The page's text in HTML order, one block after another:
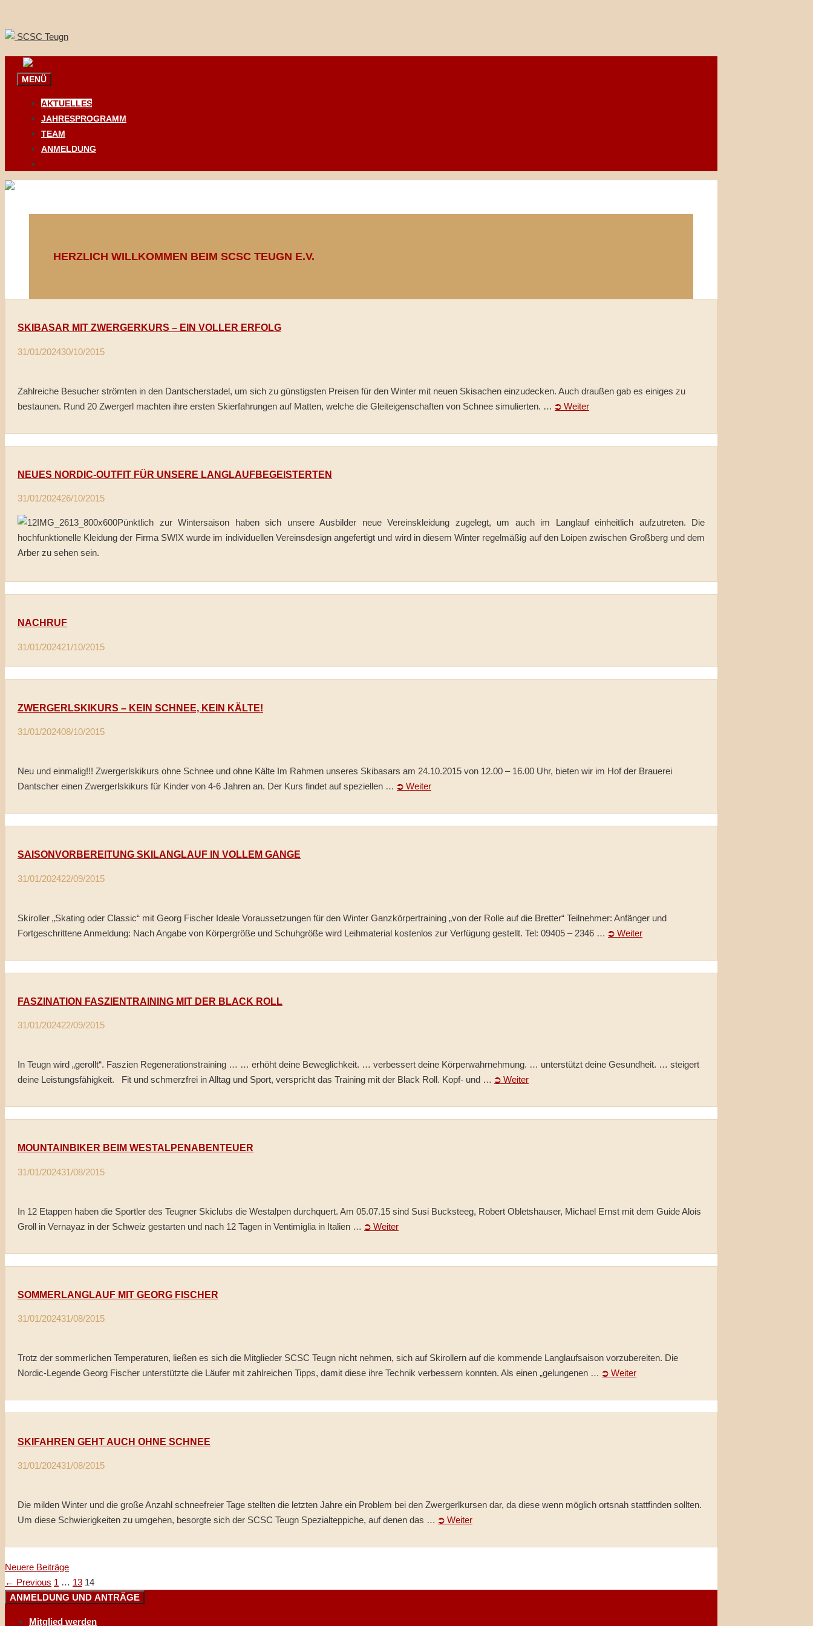
zum
Inhalt
MENÜ
AKTUELLES
JAHRESPROGRAMM
TEAM
ANMELDUNG
HERZLICH WILLKOMMEN BEIM SCSC TEUGN E.V.
SKIBASAR MIT ZWERGERKURS – EIN VOLLER ERFOLG
31/01/202430/10/2015
Zahlreiche Besucher strömten in den Dantscherstadel, um sich zu günstigsten Preisen für den Winter mit neuen Skisachen einzudecken. Auch draußen gab es einiges zu
bestaunen. Rund 20 Zwergerl machten ihre ersten Skierfahrungen auf Matten, welche die Gleiteigenschaften von Schnee simulierten. … ⮊ Weiter
NEUES NORDIC-OUTFIT FÜR UNSERE LANGLAUFBEGEISTERTEN
31/01/202426/10/2015
Pünktlich zur Wintersaison haben sich unsere Ausbilder neue Vereinskleidung zugelegt, um auch im Langlauf einheitlich aufzutreten. Die
hochfunktionelle Kleidung der Firma SWIX wurde im individuellen Vereinsdesign angefertigt und wird in diesem Winter regelmäßig auf den Loipen zwischen Großberg und dem
Arber zu sehen sein.
NACHRUF
31/01/202421/10/2015
ZWERGERLSKIKURS – KEIN SCHNEE, KEIN KÄLTE!
31/01/202408/10/2015
Neu und einmalig!!! Zwergerlskikurs ohne Schnee und ohne Kälte Im Rahmen unseres Skibasars am 24.10.2015 von 12.00 – 16.00 Uhr, bieten wir im Hof der Brauerei
Dantscher einen Zwergerlskikurs für Kinder von 4-6 Jahren an. Der Kurs findet auf speziellen … ⮊ Weiter
SAISONVORBEREITUNG SKILANGLAUF IN VOLLEM GANGE
31/01/202422/09/2015
Skiroller „Skating oder Classic“ mit Georg Fischer Ideale Voraussetzungen für den Winter Ganzkörpertraining „von der Rolle auf die Bretter“ Teilnehmer: Anfänger und
Fortgeschrittene Anmeldung: Nach Angabe von Körpergröße und Schuhgröße wird Leihmaterial kostenlos zur Verfügung gestellt. Tel: 09405 – 2346 … ⮊ Weiter
FASZINATION FASZIENTRAINING MIT DER BLACK ROLL
31/01/202422/09/2015
In Teugn wird „gerollt“. Faszien Regenerationstraining … … erhöht deine Beweglichkeit. … verbessert deine Körperwahrnehmung. … unterstützt deine Gesundheit. … steigert
deine Leistungsfähigkeit. Fit und schmerzfrei in Alltag und Sport, verspricht das Training mit der Black Roll. Kopf- und … ⮊ Weiter
MOUNTAINBIKER BEIM WESTALPENABENTEUER
31/01/202431/08/2015
In 12 Etappen haben die Sportler des Teugner Skiclubs die Westalpen durchquert. Am 05.07.15 sind Susi Bucksteeg, Robert Obletshauser, Michael Ernst mit dem Guide Alois
Groll in Vernayaz in der Schweiz gestarten und nach 12 Tagen in Ventimiglia in Italien … ⮊ Weiter
SOMMERLANGLAUF MIT GEORG FISCHER
31/01/202431/08/2015
Trotz der sommerlichen Temperaturen, ließen es sich die Mitglieder SCSC Teugn nicht nehmen, sich auf Skirollern auf die kommende Langlaufsaison vorzubereiten. Die
Nordic-Legende Georg Fischer unterstützte die Läufer mit zahlreichen Tipps, damit diese ihre Technik verbessern konnten. Als einen „gelungenen … ⮊ Weiter
SKIFAHREN GEHT AUCH OHNE SCHNEE
31/01/202431/08/2015
Die milden Winter und die große Anzahl schneefreier Tage stellten die letzten Jahre ein Problem bei den Zwergerlkursen dar, da diese wenn möglich ortsnah stattfinden sollten.
Um diese Schwierigkeiten zu umgehen, besorgte sich der SCSC Teugn Spezialteppiche, auf denen das … ⮊ Weiter
Neuere Beiträge
← Previous Page
1 … Page
13 Page
14
ANMELDUNG UND ANTRÄGE
Mitglied werden